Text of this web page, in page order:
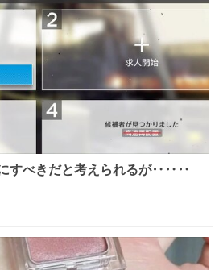
すべきだと考えられるが‥‥‥